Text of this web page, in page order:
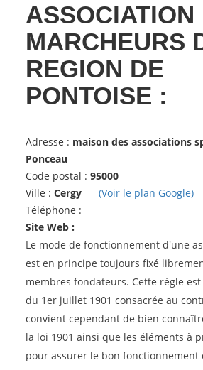
ASSOCIATION
MARCHEURS
REGION DE
PONTOISE :
Adresse : maison des associations
Ponceau
Code postal : 95000
Ville : Cergy
(Voir le plan Google)
Téléphone :
Site Web :
Le mode de fonctionnement d'une
est en principe toujours fixé
membres fondateurs. Cette règle
du 1er juillet 1901 consacrée au
convient cependant de bien
la loi 1901 ainsi que les éléments à
pour assurer le bon